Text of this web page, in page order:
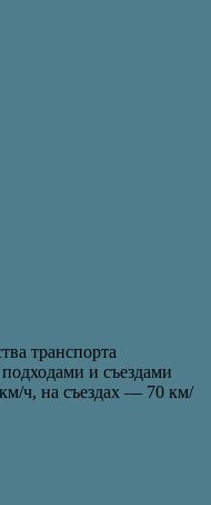
транспорта
и съездами
ч, на съездах — 70 км/